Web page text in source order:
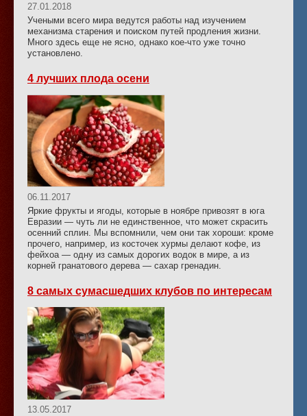
27.01.2018
Учеными всего мира ведутся работы над изучением
механизма старения и поиском путей продления жизни.
Много здесь еще не ясно, однако кое-что уже точно
установлено.
4 лучших плода осени
06.11.2017
Яркие фрукты и ягоды, которые в ноябре привозят в юга
Евразии — чуть ли не единственное, что может скрасить
осенний сплин. Мы вспомнили, чем они так хороши: кроме
прочего, например, из косточек хурмы делают кофе, из
фейхоа — одну из самых дорогих водок в мире, а из
корней гранатового дерева — сахар гренадин.
8 самых сумасшедших клубов по интересам
13.05.2017